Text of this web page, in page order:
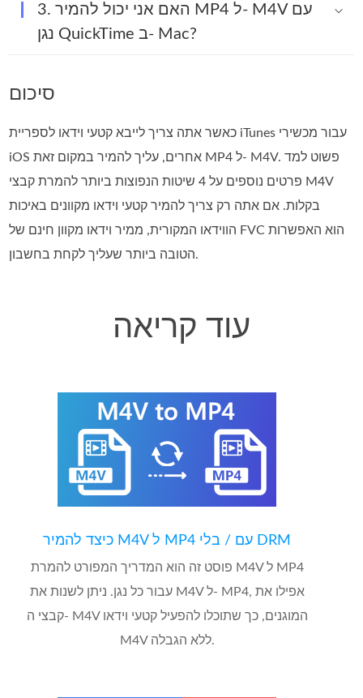
3. האם אני יכול להמיר MP4 ל- M4V עם
נגן QuickTime ב- Mac?
סיכום
כאשר אתה צריך לייבא קטעי וידאו לספריית iTunes עבור מכשירי
iOS אחרים, עליך להמיר במקום זאת MP4 ל- M4V. פשוט למד
פרטים נוספים על 4 שיטות הנפוצות ביותר להמרת קבצי M4V
בקלות. אם אתה רק צריך להמיר קטעי וידאו מקוונים באיכות
הווידאו המקורית, ממיר וידאו מקוון חינם של FVC הוא האפשרות
הטובה ביותר שעליך לקחת בחשבון.
עוד קריאה
כיצד להמיר M4V ל MP4 עם / בלי DRM
פוסט זה הוא המדריך המפורט להמרת M4V ל MP4
עבור כל נגן. ניתן לשנות את M4V ל- MP4, אפילו את
קבצי ה- M4V המוגנים, כך שתוכלו להפעיל קטעי וידאו
M4V ללא הגבלה.